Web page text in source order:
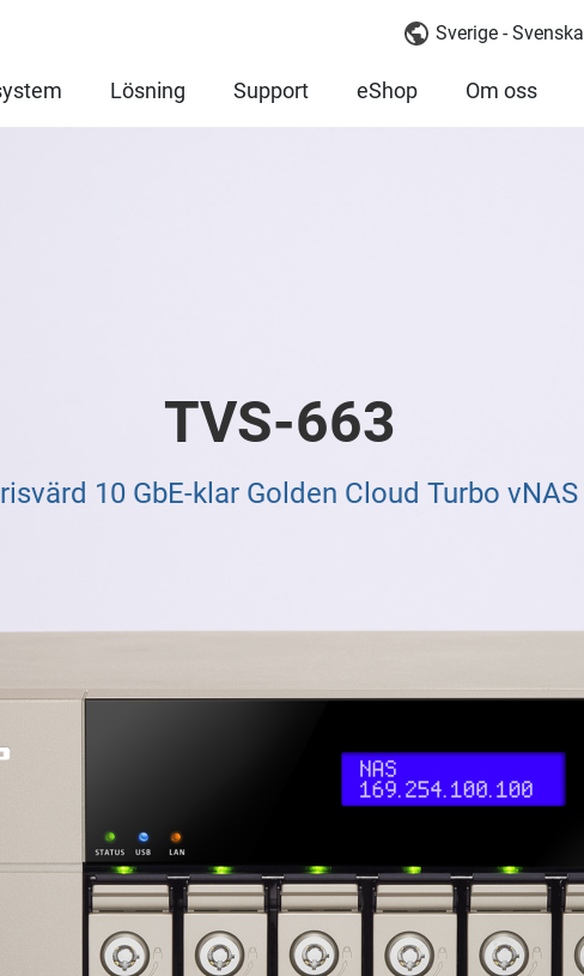
Sverige - Svenska
Lösning Support eShop Om oss
TVS-663
10 GbE-klar Golden Cloud Turbo vNAS